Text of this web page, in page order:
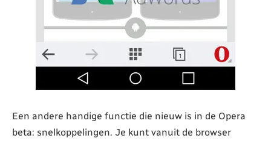
Een andere handige functie die nieuw is in de Opera
beta: snelkoppelingen. Je kunt vanuit de browser